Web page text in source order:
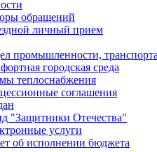
обращений
личный прием
промышленности,
городская среда
теплоснабжения
соглашения
"Защитники Отечества"
услуги
об исполнении бюджета